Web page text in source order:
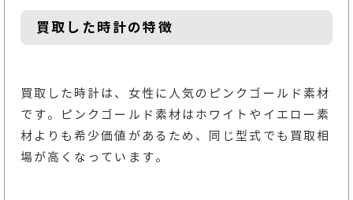
買取した時計の特徴
買取した時計は、女性に人気のピンクゴールド素材
です。ピンクゴールド素材はホワイトやイエロー素
材よりも希少価値があるため、同じ型式でも買取相
場が高くなっています。